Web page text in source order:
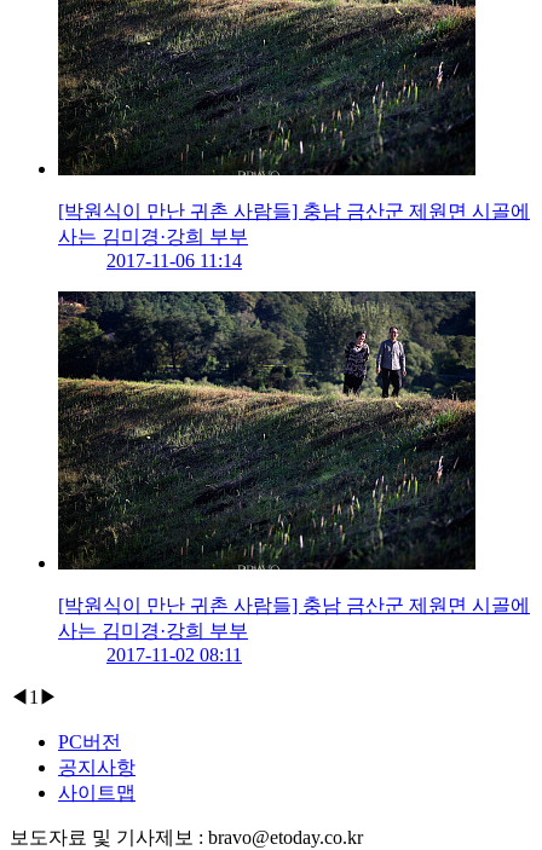
[박원식이 만난 귀촌 사람들] 충남 금산군 제원면 시골에
사는 김미경·강희 부부
2017-11-06 11:14
[박원식이 만난 귀촌 사람들] 충남 금산군 제원면 시골에
사는 김미경·강희 부부
2017-11-02 08:11
◀ 1 ▶
PC버전
공지사항
사이트맵
보도자료 및 기사제보 : bravo@etoday.co.kr